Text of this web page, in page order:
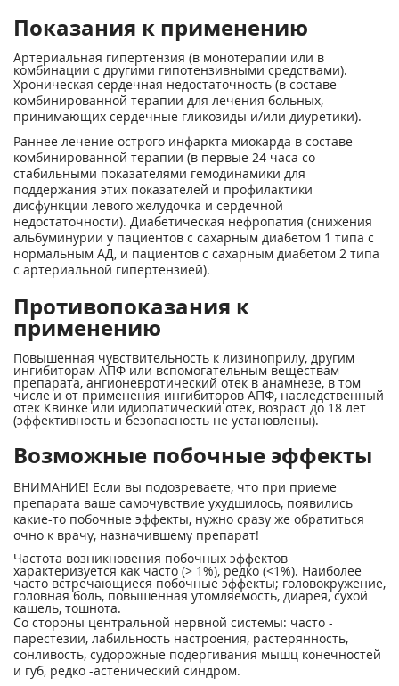
Показания к применению
Артериальная гипертензия (в монотерапии или в
комбинации с другими гипотензивными средствами).
Хроническая сердечная недостаточность (в составе
комбинированной терапии для лечения больных,
принимающих сердечные гликозиды и/или диуретики).
Раннее лечение острого инфаркта миокарда в составе
комбинированной терапии (в первые 24 часа со
стабильными показателями гемодинамики для
поддержания этих показателей и профилактики
дисфункции левого желудочка и сердечной
недостаточности). Диабетическая нефропатия (снижения
альбуминурии у пациентов с сахарным диабетом 1 типа с
нормальным АД, и пациентов с сахарным диабетом 2 типа
с артериальной гипертензией).
Противопоказания к
применению
Повышенная чувствительность к лизиноприлу, другим
ингибиторам АПФ или вспомогательным веществам
препарата, ангионевротический отек в анамнезе, в том
числе и от применения ингибиторов АПФ, наследственный
отек Квинке или идиопатический отек, возраст до 18 лет
(эффективность и безопасность не установлены).
Возможные побочные эффекты
ВНИМАНИЕ! Если вы подозреваете, что при приеме
препарата ваше самочувствие ухудшилось, появились
какие-то побочные эффекты, нужно сразу же обратиться
очно к врачу, назначившему препарат!
Частота возникновения побочных эффектов
характеризуется как часто (> 1%), редко (<1%). Наиболее
часто встречающиеся побочные эффекты; головокружение,
головная боль, повышенная утомляемость, диарея, сухой
кашель, тошнота.
Со стороны центральной нервной системы: часто -
парестезии, лабильность настроения, растерянность,
сонливость, судорожные подергивания мышц конечностей
и губ, редко -астенический синдром.